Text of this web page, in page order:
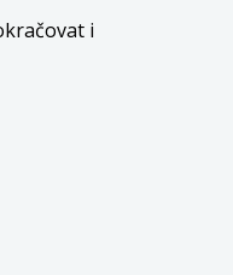
i